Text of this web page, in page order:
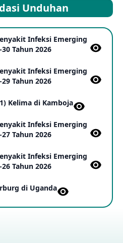
Penyakit Ebola
23 May 2026
Ebola di RD Kongo dan
17 May 2026
di RD Kongo
16 May 2026
di Cina
Unduhan
Infeksi Emerging
Tahun 2026
Infeksi Emerging
Tahun 2026
Kelima di Kamboja​
Infeksi Emerging
Tahun 2026
Infeksi Emerging
Tahun 2026
di Uganda